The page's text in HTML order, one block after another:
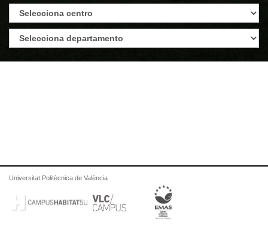
Universitat Politècnica de València